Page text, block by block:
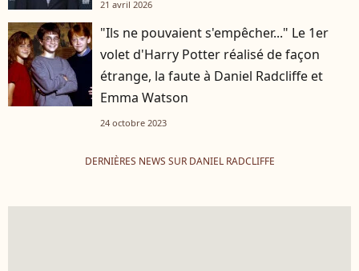
21 avril 2026
"Ils ne pouvaient s'empêcher..." Le 1er
volet d'Harry Potter réalisé de façon
étrange, la faute à Daniel Radcliffe et
Emma Watson
24 octobre 2023
DERNIÈRES NEWS SUR DANIEL RADCLIFFE